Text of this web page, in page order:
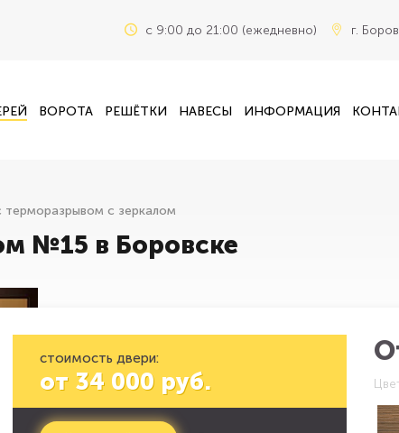
c 9:00 до 21:00 (ежедневно) г.
ВОРОТА РЕШЁТКИ НАВЕСЫ ИНФОРМАЦИЯ
№15 в Боровске
терморазрывом с зеркалом
стоимость двери:
от 34 000 руб.